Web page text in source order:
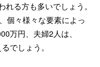
る方も多いでしょう。
個々様々な要素によっ
万円、夫婦2人は、
でしょう。